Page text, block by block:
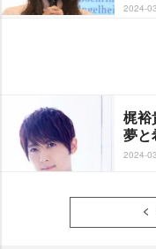
2024-
梶裕
夢と
2024-